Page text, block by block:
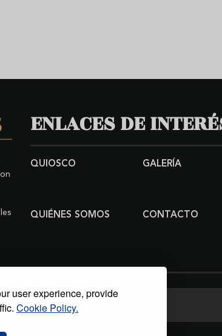
user experience, provide
Cookie Policy.
ENLACES DE
QUIOSCO GALERÍA
QUIÉNES SOMOS CONTACTO
Buscar